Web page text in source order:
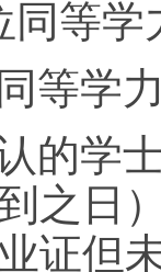
同等
等学
的学
之日
证但